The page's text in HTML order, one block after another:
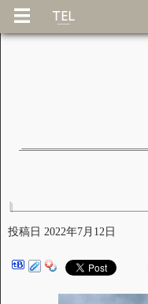
投稿日 2022年7月12日